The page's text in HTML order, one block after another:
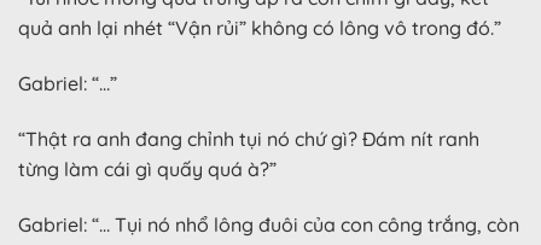
quả anh lại nhét “Vận rủi” không có lông vô trong đó.”
Gabriel: “…”
“Thật ra anh đang chỉnh tụi nó chứ gì? Đám nít ranh
từng làm cái gì quấy quá à?”
Gabriel: “… Tụi nó nhổ lông đuôi của con công trắng, còn